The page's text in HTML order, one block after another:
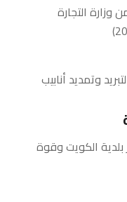
التجارة
وتمديد أنابيب
الكويت وقوة